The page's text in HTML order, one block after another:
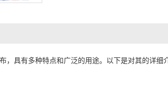
，具有多种特点和广泛的用途。以下是对其的详细